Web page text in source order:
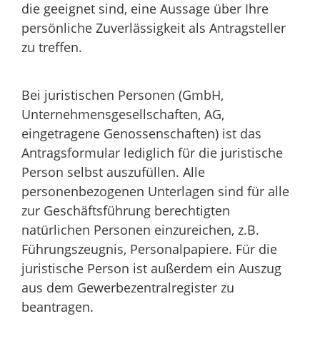
die geeignet sind, eine Aussage über Ihre
persönliche Zuverlässigkeit als Antragsteller
zu treffen.
Bei juristischen Personen (GmbH,
Unternehmensgesellschaften, AG,
eingetragene Genossenschaften) ist das
Antragsformular lediglich für die juristische
Person selbst auszufüllen. Alle
personenbezogenen Unterlagen sind für alle
zur Geschäftsführung berechtigten
natürlichen Personen einzureichen, z.B.
Führungszeugnis, Personalpapiere. Für die
juristische Person ist außerdem ein Auszug
aus dem Gewerbezentralregister zu
beantragen.